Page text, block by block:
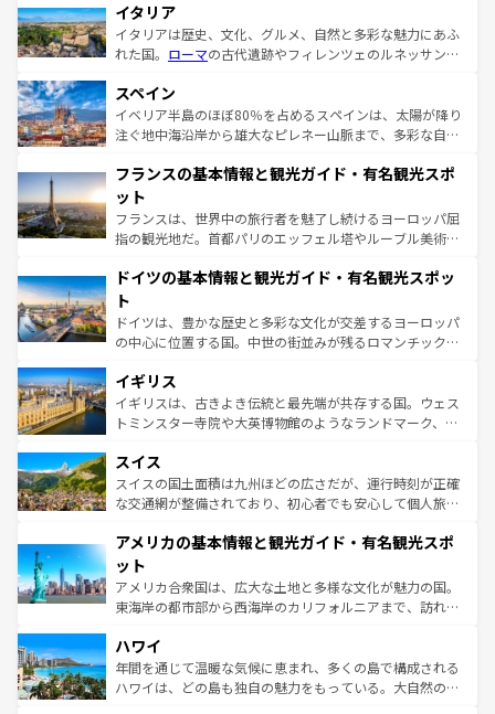
イタリア
イタリアは歴史、文化、グルメ、自然と多彩な魅力にあふ
れた国。 ローマの古代遺跡やフィレンツェのルネッサンス
ろん、トスカーナの美しい田園風景やアマルフィ海岸の絶
景など、自然景観も見逃せない。観光の合間には、本場の
ピザやパスタなど、絶品のイタリア料理を堪能することも
ませてくれるイタリアで、忘れられない旅をしてみよう！
なお、新着のイタリア情報は
しい。
スペイン
イベリア半島のほぼ80％を占めるスペインは、太陽が降り
注ぐ地中海沿岸から雄大なピレネー山脈まで、多彩な自然
文化が根付くこの国では、情熱的なフラメンコ、熱気あふ
れる闘牛、そして美味しいタパスが生活の一部となってい
る。首都マドリードの洗練された雰囲気や、バルセロナの
アートに溢れた街角から、地方では古代ローマ遺跡や中世
せる。地方によって風土や気候が異なるスペインはその個
ンテンツ一覧 を参照してほしい。
フランスの基本情報と観光ガイド・有名観光スポ
ット
フランスは、世界中の旅行者を魅了し続けるヨーロッパ屈
指の観光地だ。首都パリのエッフェル塔やルーブル美術館
で、幅広い魅力が詰まっている。華麗な宮殿、歴史的な大
聖堂、美しいビーチ、そして豊かな自然が、訪れる者を心
から魅了する。また、フランスは美食の国としても知ら
れ、フランス料理はユネスコ無形文化遺産にも登録されて
香り高いラベンダー畑など、多彩な楽しみ方が可能だ。さ
らに、パリ以外の地域にも魅力が溢れており、どの街角に
も豊かな歴史と文化が息づいている。パリ以外の個性あふ
を参照してほしい。
ドイツの基本情報と観光ガイド・有名観光スポッ
ト
ドイツは、豊かな歴史と多彩な文化が交差するヨーロッパ
の中心に位置する国。中世の街並みが残るロマンチック街
顔を持つこの国は、どこを歩いても飽きることがない。ベ
ルリンの文化的活気、バイエルン州のアルプスの絶景、そ
してライン川沿いのワイン畑といった風景は必見。ビール
は、お酒好きな人にはぜひ体験してほしい。 なお、新着の
ドイツ情報はコンテンツ一覧を参照してほしい。
イギリス
イギリスは、古きよき伝統と最先端が共存する国。ウェス
トミンスター寺院や大英博物館のようなランドマーク、歴
リアごとに異なる魅力がある。また、優雅なアフタヌーン
ティー、ビール好きにはたまらない英国パブ、サッカー観
戦など、本場だからこそできる体験も豊富。イギリスを旅
ンツ一覧を参照してほしい。
スイス
スイスの国土面積は九州ほどの広さだが、運行時刻が正確
な交通網が整備されており、初心者でも安心して個人旅行
の建物がそのまま残る町や、スイスならではのユニークな
博物館もあり、アルプス観光だけでなく町歩きも満喫する
ことができる。国民の所得が高いため物価も高いが、旅行
者向けの交通パス提供のサービスもあり、うまく活用すれ
着のスイス情報は
アメリカの基本情報と観光ガイド・有名観光スポ
ット
アメリカ合衆国は、広大な土地と多様な文化が魅力の国。
東海岸の都市部から西海岸のカリフォルニアまで、訪れる
のような巨大都市は、観光、ショッピング、エンターテイ
ンメントが詰まった刺激的なスポットだ。一方、アメリカ
西部には大自然が広がり、グランドキャニオンやイエロー
ハワイ
年間を通じて温暖な気候に恵まれ、多くの島で構成される
ハワイは、どの島も独自の魅力をもっている。大自然の神